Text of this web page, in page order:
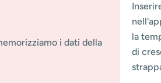
i dati della
la
di